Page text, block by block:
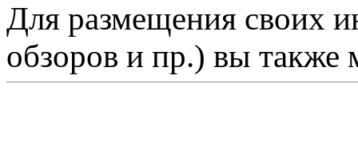
Для размещения своих
обзоров и пр.) вы также